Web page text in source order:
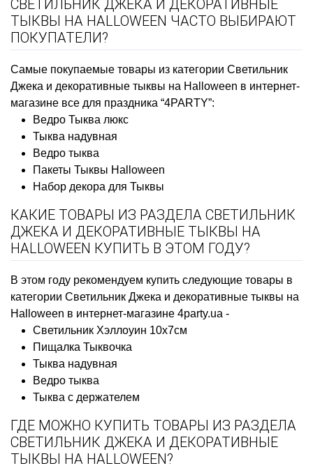
СВЕТИЛЬНИК ДЖЕКА И ДЕКОРАТИВНЫЕ
ТЫКВЫ НА HALLOWEEN ЧАСТО ВЫБИРАЮТ
ПОКУПАТЕЛИ?
Самые покупаемые товары из категории Светильник
Джека и декоративные тыквы на Halloween в интернет-
магазине все для праздника “4PARTY”:
Ведро Тыква люкс
Тыква надувная
Ведро тыква
Пакеты Тыквы Halloween
Набор декора для Тыквы
КАКИЕ ТОВАРЫ ИЗ РАЗДЕЛА СВЕТИЛЬНИК
ДЖЕКА И ДЕКОРАТИВНЫЕ ТЫКВЫ НА
HALLOWEEN КУПИТЬ В ЭТОМ ГОДУ?
В этом году рекомендуем купить следующие товары в
категории Светильник Джека и декоративные тыквы на
Halloween в интернет-магазине 4party.ua -
Светильник Хэллоуин 10х7см
Пищалка Тыквочка
Тыква надувная
Ведро тыква
Тыква с держателем
ГДЕ МОЖНО КУПИТЬ ТОВАРЫ ИЗ РАЗДЕЛА
СВЕТИЛЬНИК ДЖЕКА И ДЕКОРАТИВНЫЕ
ТЫКВЫ НА HALLOWEEN?